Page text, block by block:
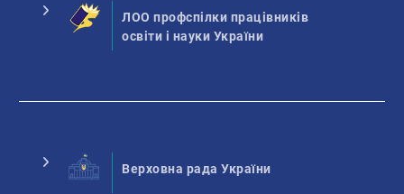
ЛОО профспілки працівників
освіти і науки України
Верховна рада України